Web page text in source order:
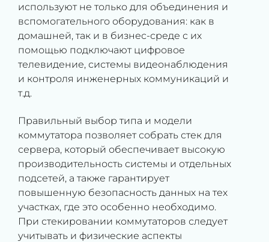
используют не только для объединения и
вспомогательного оборудования: как в
домашней, так и в бизнес-среде с их
помощью подключают цифровое
телевидение, системы видеонаблюдения
и контроля инженерных коммуникаций и
т.д.
Правильный выбор типа и модели
коммутатора позволяет собрать стек для
сервера, который обеспечивает высокую
производительность системы и отдельных
подсетей, а также гарантирует
повышенную безопасность данных на тех
участках, где это особенно необходимо.
При стекировании коммутаторов следует
учитывать и физические аспекты